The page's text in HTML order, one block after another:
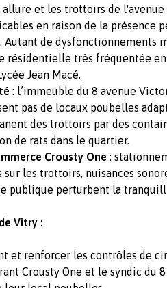
et les trottoirs de
en raison de la présence
de dysfonctionnements
résidentielle très fréquentée
Jean Macé.
: l’immeuble du 8 avenue
pas de locaux poubelles
des trottoirs par des
de rats dans le quartier.
Crousty One :
les trottoirs, nuisances
publique perturbent la
Vitry :
et renforcer les contrôles de
Crousty One et le syndic du